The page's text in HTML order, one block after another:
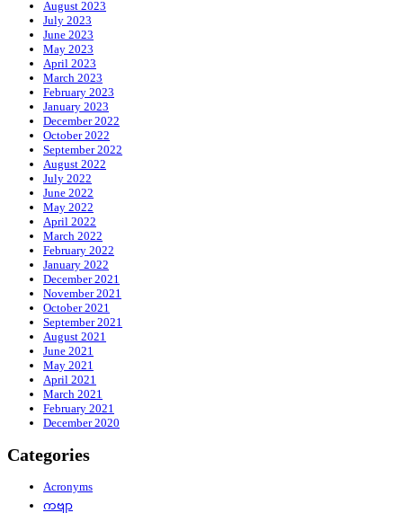
August 2023
July 2023
June 2023
May 2023
April 2023
March 2023
February 2023
January 2023
December 2022
October 2022
September 2022
August 2022
July 2022
June 2022
May 2022
April 2022
March 2022
February 2022
January 2022
December 2021
November 2021
October 2021
September 2021
August 2021
June 2021
May 2021
April 2021
March 2021
February 2021
December 2020
Categories
Acronyms
ကဗျာ